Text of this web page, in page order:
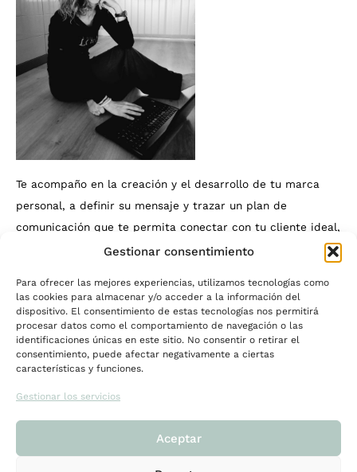
Gestionar consentimiento
Para ofrecer las mejores experiencias, utilizamos tecnologías como
las cookies para almacenar y/o acceder a la información del
dispositivo. El consentimiento de estas tecnologías nos permitirá
procesar datos como el comportamiento de navegación o las
identificaciones únicas en este sitio. No consentir o retirar el
consentimiento, puede afectar negativamente a ciertas
características y funciones.
Gestionar los servicios
Aceptar
Te acompaño en la creación y el desarrollo de tu marca
personal, a definir su mensaje y trazar un plan de
comunicación que te permita conectar con tu cliente ideal,
amplificar la voz de tu marca y con ello, impulsar tu
y rentable en el tiempo
.
ÚLTIMAS ENTRADAS
5 Consejos para multiplicar tu influencia en el medio
en 2022
6 errores comunes que debes evitar en tu Planificación